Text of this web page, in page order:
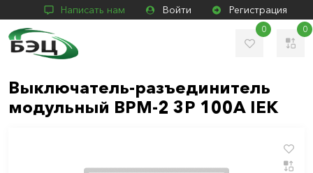
Написать нам Войти Регистрация
0 0
Выключатель-разъединитель
модульный ВРМ-2 3P 100А IEK